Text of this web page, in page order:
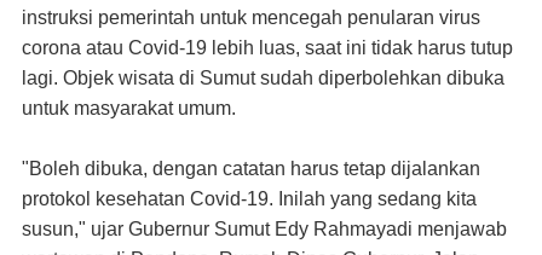
instruksi pemerintah untuk mencegah penularan virus
corona atau Covid-19 lebih luas, saat ini tidak harus tutup
lagi. Objek wisata di Sumut sudah diperbolehkan dibuka
untuk masyarakat umum.
"Boleh dibuka, dengan catatan harus tetap dijalankan
protokol kesehatan Covid-19. Inilah yang sedang kita
susun," ujar Gubernur Sumut Edy Rahmayadi menjawab